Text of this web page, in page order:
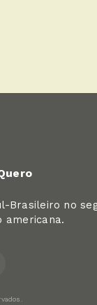
Brasileiro no
americana.